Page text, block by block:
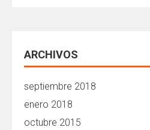
ARCHIVOS
septiembre 2018
enero 2018
octubre 2015